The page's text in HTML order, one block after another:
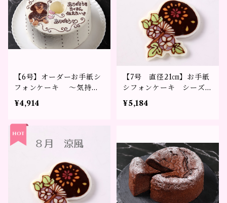
【6号】オーダーお手紙シ
フォンケーキ ～気持ち
をかたちに～※3日前まで
のご予約をお願い致しま
¥4,914
【7号 直径21㎝】お手紙
シフォンケーキ シーズン
デザイン～メッセージを添
えて贈るギフト～
¥5,184